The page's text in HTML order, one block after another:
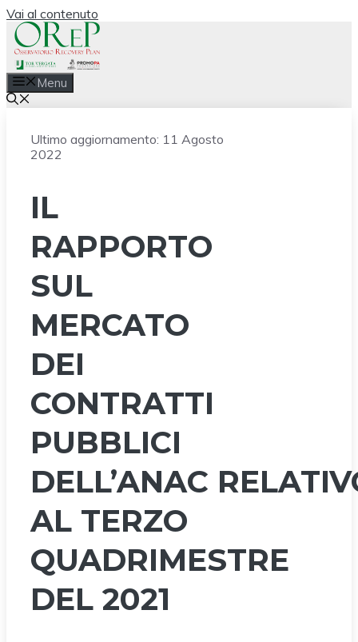
Vai al contenuto
Menu
Ultimo aggiornamento: 11 Agosto
2022
IL
RAPPORTO
SUL
MERCATO
DEI
CONTRATTI
PUBBLICI
DELL’ANAC
AL TERZO
QUADRIMESTRE
DEL 2021